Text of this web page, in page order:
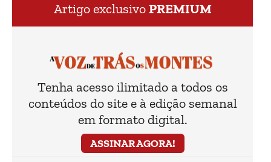
Artigo exclusivoPREMIUM
Tenha acesso ilimitado a todos os
conteúdos do site e à edição semanal
em formato digital.
ASSINAR AGORA!